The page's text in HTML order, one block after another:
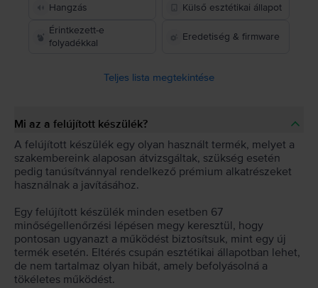
Hangzás
Külső esztétikai állapot
Érintkezett-e
folyadékkal
Eredetiség & firmware
Teljes lista megtekintése
Mi az a felújított készülék?
A felújított készülék egy olyan használt termék, melyet a
szakembereink alaposan átvizsgáltak, szükség esetén
pedig tanúsítvánnyal rendelkező prémium alkatrészeket
használnak a javításához.
Egy felújított készülék minden esetben 67
minőségellenőrzési lépésen megy keresztül, hogy
pontosan ugyanazt a működést biztosítsuk, mint egy új
termék esetén. Eltérés csupán esztétikai állapotban lehet,
de nem tartalmaz olyan hibát, amely befolyásolná a
tökéletes működést.